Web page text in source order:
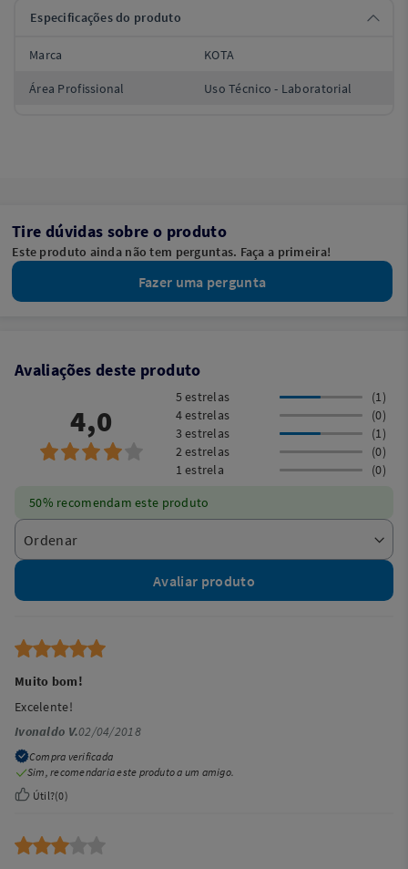
Especificações do produto
Marca KOTA
Área Profissional Uso Técnico - Laboratorial
Tire dúvidas sobre o produto
Este produto ainda não tem perguntas. Faça a primeira!
Fazer uma pergunta
Avaliações deste produto
4,0
5 estrelas
(1)
4 estrelas
(0)
3 estrelas
(1)
2 estrelas
(0)
1 estrela
(0)
50% recomendam este produto
Avaliar produto
Muito bom!
Excelente!
Ivonaldo V.02/04/2018
Compra verificada
Sim, recomendaria este produto a um amigo.
Útil?(0)